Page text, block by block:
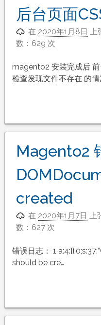
后台页面
在 2020年1月8日 上
数：629 次
magento2 安装完成后 前
检查发现文件不存在 的情
Magento2
created
在 2020年1月7日 上
数：627 次
错误日志： 1
should be cre…